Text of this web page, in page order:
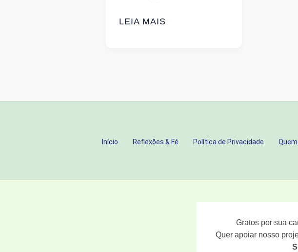
DAS
ETERNO
INVISÍVEL
LEIA MAIS
Início Reflexões & Fé Política de Privacidade
Gratos por sua
Quer apoiar nosso